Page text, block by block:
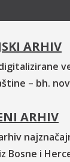
ARHIV
– bh.
ARHIV
Bosne i